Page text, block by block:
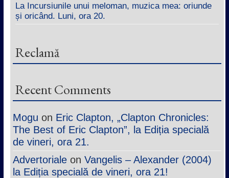
La Incursiunile unui meloman, muzica mea: oriunde
și oricând. Luni, ora 20.
Reclamă
Recent Comments
Mogu on Eric Clapton, „Clapton Chronicles:
The Best of Eric Clapton”, la Ediția specială
de vineri, ora 21.
Advertorialeon Vangelis – Alexander (2004)
la Ediția specială de vineri, ora 21!